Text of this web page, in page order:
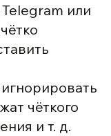
или
чёткого
и т. д.